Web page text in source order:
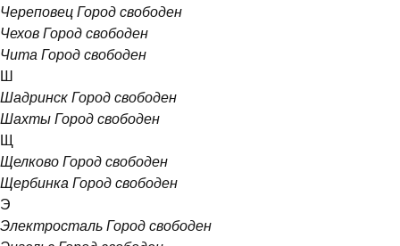
Череповец Город свободен
Чехов Город свободен
Чита Город свободен
Ш
Шадринск Город свободен
Шахты Город свободен
Щ
Щелково Город свободен
Щербинка Город свободен
Э
Электросталь Город свободен